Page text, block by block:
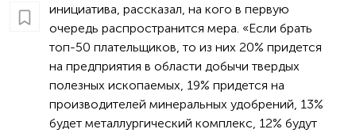
инициатива, рассказал, на кого в первую
очередь распространится мера. «Если брать
топ-50 плательщиков, то из них 20% придется
на предприятия в области добычи твердых
полезных ископаемых, 19% придется на
производителей минеральных удобрений, 13%
будет металлургический комплекс, 12% будут